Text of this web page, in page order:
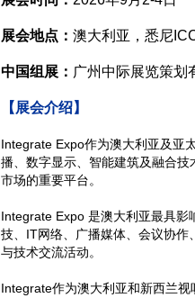
展会地点： 澳大利亚，悉尼
中国组展： 广州中际展览策划
【展会介绍】
Integrate Expo作为澳大利亚及亚
播、数字显示、智能建筑及融合
市场的重要平台。
Integrate Expo 是澳大利亚最具影
技、IT网络、广播媒体、会议协作
与技术交流活动。
Integrate作为澳大利亚和新西兰